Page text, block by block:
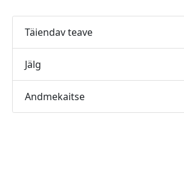
Täiendav teave
Jälg
Andmekaitse